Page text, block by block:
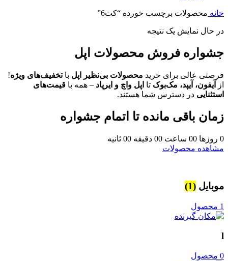
خانه محصولات برچسب خورده “کت6”
در حال نمایش یک نتیجه
جشواره فروش محصولات اپل
فرصتی عالی برای خرید محصولات بی‌نظیر اپل باتخفیف‌های ویژه!
از
آیفون، آیپد، مک‌بوک تا اپل واچ و ایرپاد – همه با قیمت‌های
استثنایی در دسترس شما هستند.
زمان باقی مانده تا اتمام جشواره
0 روزها 00 ساعت 00 دقیقه 00 ثانیه
مشاهده محصولات
موبایل (1)
1 محصول
l
0 محصول